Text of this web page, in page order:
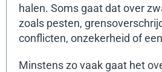
halen. Soms gaat dat over
zoals pesten,
conflicten, onzekerheid of
Minstens zo vaak gaat het